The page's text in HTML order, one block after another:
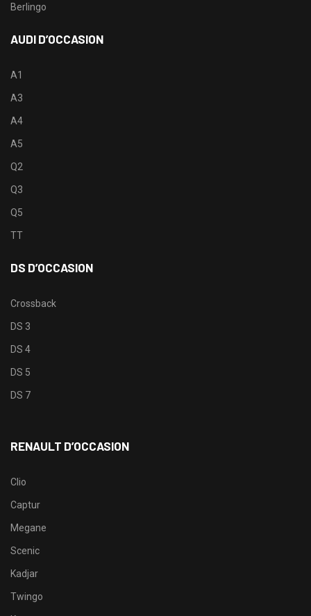
Berlingo
AUDI D’OCCASION
A1
A3
A4
A5
Q2
Q3
Q5
TT
DS D’OCCASION
Crossback
DS 3
DS 4
DS 5
DS 7
RENAULT D’OCCASION
Clio
Captur
Megane
Scenic
Kadjar
Twingo